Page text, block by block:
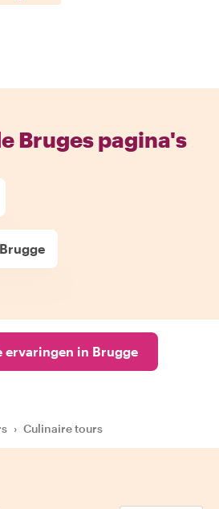
Bruges pagina's
ervaringen in Brugge
› Culinaire tours